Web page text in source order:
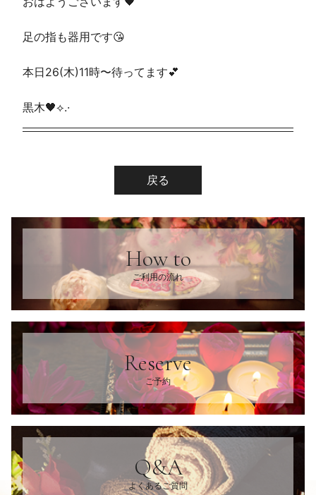
足の指も器用です😘
本日26(木)11時〜待ってます💕
黒木🖤⟡.·
戻る
How to
ご利用の流れ
Reserve
ご予約
Q&A
よくあるご質問